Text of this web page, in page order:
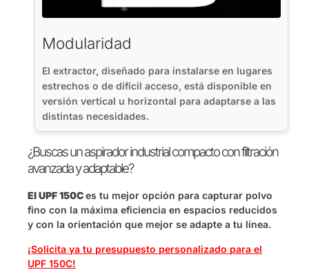
Modularidad
El extractor, diseñado para instalarse en lugares
estrechos o de difícil acceso, está disponible en
versión vertical u horizontal para adaptarse a las
distintas necesidades.
¿Buscas un aspirador industrial compacto con filtración
avanzada y adaptable?
El UPF 150Ces tu mejor opción para capturar polvo
fino con la máxima eficiencia en espacios reducidos
y con la orientación que mejor se adapte a tu línea.
¡Solicita ya tu presupuesto personalizado para el
UPF 150C!